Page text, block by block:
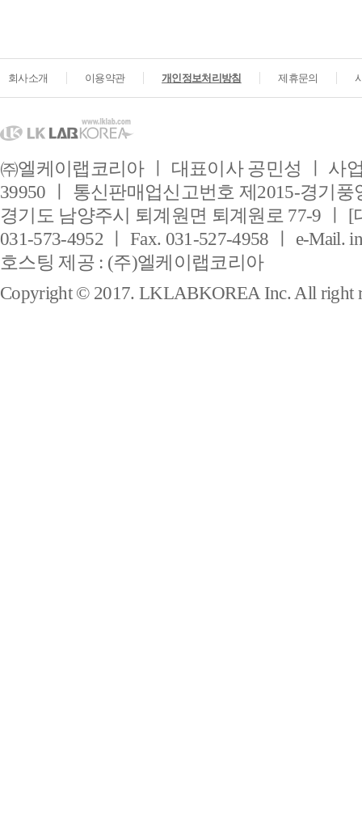
회사소개 이용약관 개인정보처리방침 제휴문의
㈜엘케이랩코리아 ㅣ 대표이사 공민성 ㅣ 사
39950 ㅣ 통신판매업신고번호 제2015-경기풍
경기도 남양주시 퇴계원면 퇴계원로 77-9 ㅣ [
031-573-4952 ㅣ Fax. 031-527-4958 ㅣ e-Mail.
호스팅 제공 : (주)엘케이랩코리아
Copyright © 2017. LKLABKOREA Inc. All right